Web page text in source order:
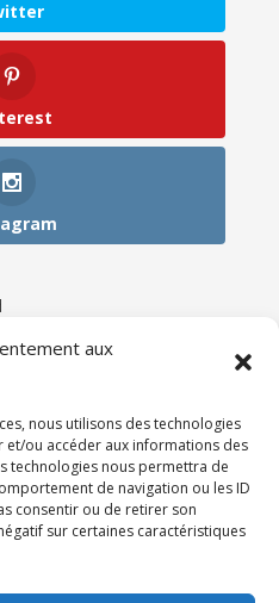
aux
nous utilisons des technologies
ou accéder aux informations des
technologies nous permettra de
de navigation ou les ID
consentir ou de retirer son
sur certaines caractéristiques
Partenaires Tarifs